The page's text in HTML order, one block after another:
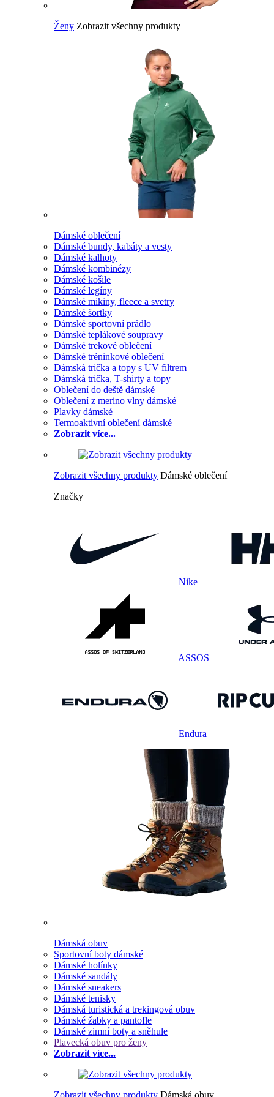
Ženy Zobrazit všechny produkty
Dámské oblečení
Dámské bundy, kabáty a vesty
Dámské kalhoty
Dámské kombinézy
Dámské košile
Dámské legíny
Dámské mikiny, fleece a svetry
Dámské šortky
Dámské sportovní prádlo
Dámské teplákové soupravy
Dámské trekové oblečení
Dámské tréninkové oblečení
Dámská trička a topy s UV filtrem
Dámská trička, T-shirty a topy
Oblečení do deště dámské
Oblečení z merino vlny dámské
Plavky dámské
Termoaktivní oblečení dámské
Zobrazit více...
Zobrazit všechny produkty Dámské oblečení
Značky
Nike
ASSOS
Endura
Dámská obuv
Sportovní boty dámské
Dámské holínky
Dámské sandály
Dámské sneakers
Dámské tenisky
Dámská turistická a trekingová obuv
Dámské žabky a pantofle
Dámské zimní boty a sněhule
Plavecká obuv pro ženy
Zobrazit více...
Zobrazit všechny produkty Dámská obuv